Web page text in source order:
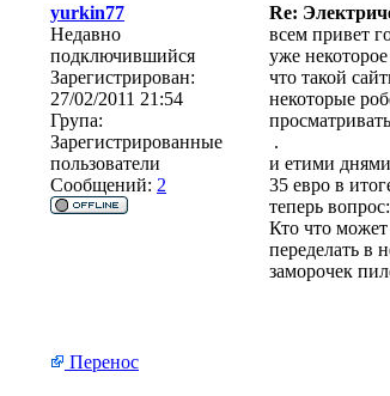
yurkin77 Re:
Недавно
подключившийся
Зарегистрирован:
27/02/2011 21:54
Група:
Зарегистрированные
пользователи
Сообщений: 2
всем привет
уже
что такой
некоторые
.
и етими
35 евро в
теперь вопрос:
Кто что может
переделать в
заморочек
Перенос